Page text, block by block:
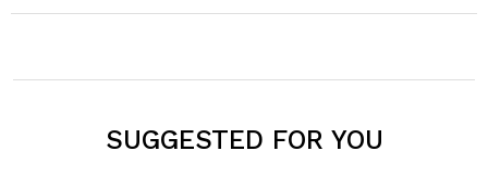
SUGGESTED FOR YOU